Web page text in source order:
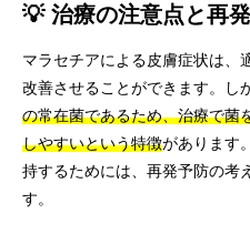
💡 治療の注意点と再
マラセチアによる皮膚症状は、
改善させることができます。し
の常在菌であるため、治療で菌
しやすいという特徴があります
持するためには、再発予防の考
す。